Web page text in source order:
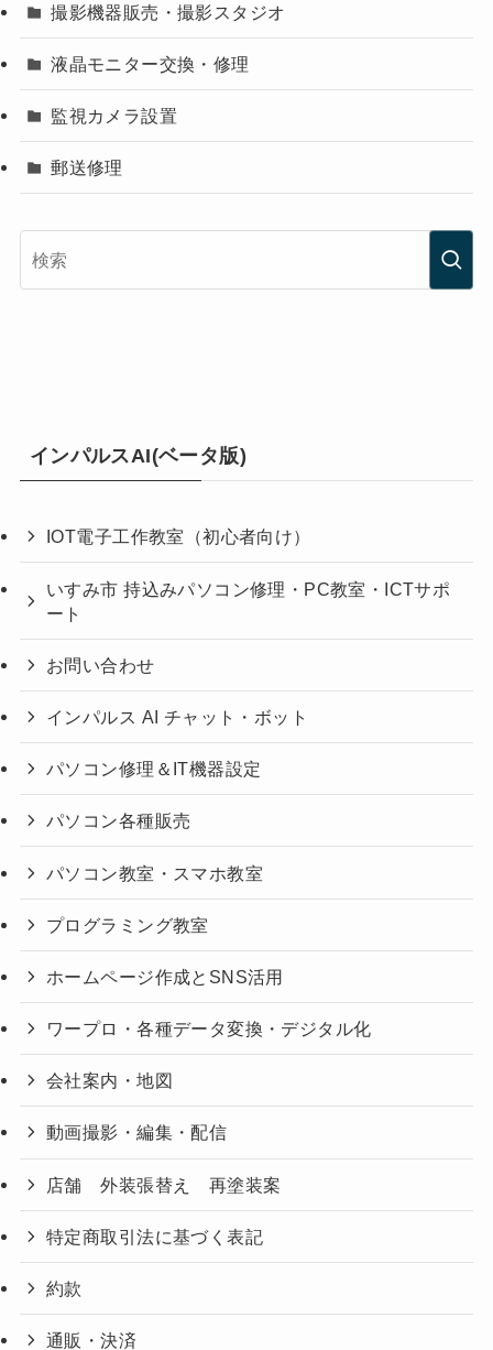
撮影機器販売・撮影スタジオ
液晶モニター交換・修理
監視カメラ設置
郵送修理
インパルスAI(ベータ版)
IOT電子工作教室（初心者向け）
いすみ市 持込みパソコン修理・PC教室・ICTサポ
ート
お問い合わせ
インパルス AI チャット・ボット
パソコン修理＆IT機器設定
パソコン各種販売
パソコン教室・スマホ教室
プログラミング教室
ホームページ作成とSNS活用
ワープロ・各種データ変換・デジタル化
会社案内・地図
動画撮影・編集・配信
店舗 外装張替え 再塗装案
特定商取引法に基づく表記
約款
通販・決済